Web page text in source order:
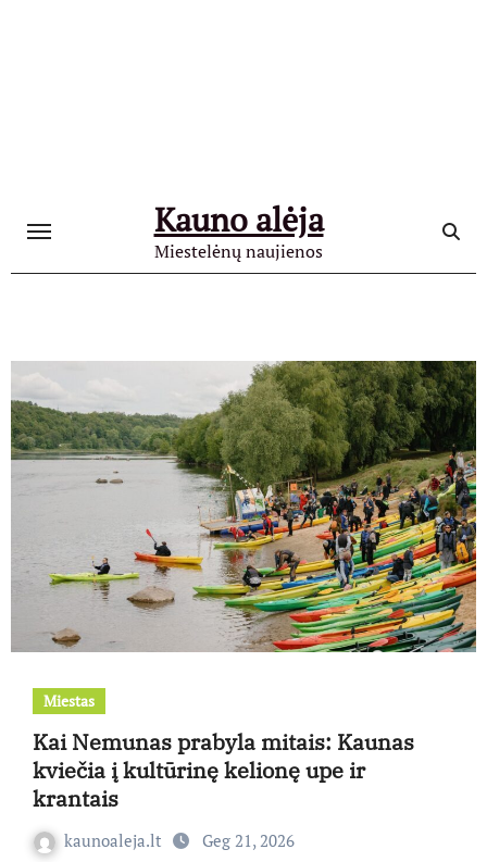
Kauno alėja
Miestelėnų naujienos
Miestas
Kai Nemunas prabyla mitais: Kaunas
kviečia į kultūrinę kelionę upe ir
krantais
kaunoaleja.lt Geg 21, 2026